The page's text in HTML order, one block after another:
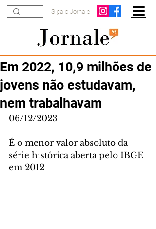
Siga o Jornale
Em 2022, 10,9 milhões de
jovens não estudavam,
nem trabalhavam
06/12/2023
É o menor valor absoluto da
série histórica aberta pelo IBGE
em 2012